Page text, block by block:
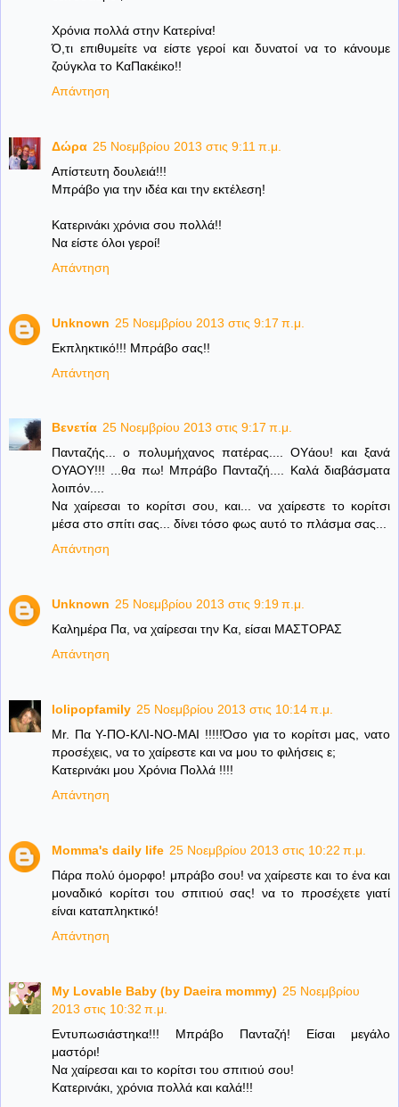
Χρόνια πολλά στην Κατερίνα!
Ό,τι επιθυμείτε να είστε γεροί και δυνατοί να το κάνουμε
ζούγκλα το ΚαΠακέικο!!
Απάντηση
Δώρα 25 Νοεμβρίου 2013 στις 9:11 π.μ.
Απίστευτη δουλειά!!!
Μπράβο για την ιδέα και την εκτέλεση!
Κατερινάκι χρόνια σου πολλά!!
Να είστε όλοι γεροί!
Απάντηση
Unknown 25 Νοεμβρίου 2013 στις 9:17 π.μ.
Εκπληκτικό!!! Μπράβο σας!!
Απάντηση
Βενετία 25 Νοεμβρίου 2013 στις 9:17 π.μ.
Πανταζής... ο πολυμήχανος πατέρας.... ΟΥάου! και ξανά
ΟΥΑΟΥ!!! ...θα πω! Μπράβο Πανταζή.... Καλά διαβάσματα
λοιπόν....
Να χαίρεσαι το κορίτσι σου, και... να χαίρεστε το κορίτσι
μέσα στο σπίτι σας... δίνει τόσο φως αυτό το πλάσμα σας...
Απάντηση
Unknown 25 Νοεμβρίου 2013 στις 9:19 π.μ.
Καλημέρα Πα, να χαίρεσαι την Κα, είσαι ΜΑΣΤΟΡΑΣ
Απάντηση
lolipopfamily 25 Νοεμβρίου 2013 στις 10:14 π.μ.
Mr. Πα Υ-ΠΟ-ΚΛΙ-ΝΟ-ΜΑΙ !!!!!Όσο για το κορίτσι μας, νατο
προσέχεις, να το χαίρεστε και να μου το φιλήσεις ε;
Κατερινάκι μου Χρόνια Πολλά !!!!
Απάντηση
Momma's daily life 25 Νοεμβρίου 2013 στις 10:22 π.μ.
Πάρα πολύ όμορφο! μπράβο σου! να χαίρεστε και το ένα και
μοναδικό κορίτσι του σπιτιού σας! να το προσέχετε γιατί
είναι καταπληκτικό!
Απάντηση
My Lovable Baby (by Daeira mommy) 25 Νοεμβρίου
2013 στις 10:32 π.μ.
Εντυπωσιάστηκα!!! Μπράβο Πανταζή! Είσαι μεγάλο
μαστόρι!
Να χαίρεσαι και το κορίτσι του σπιτιού σου!
Κατερινάκι, χρόνια πολλά και καλά!!!